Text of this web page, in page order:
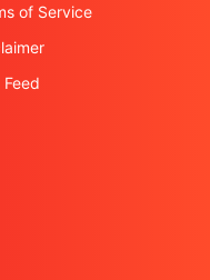
of Service
Feed